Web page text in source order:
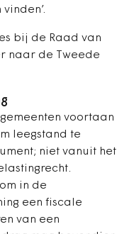
bij de Raad van
naar de Tweede
voortaan
leegstand te
niet vanuit het
in de
een fiscale
van een